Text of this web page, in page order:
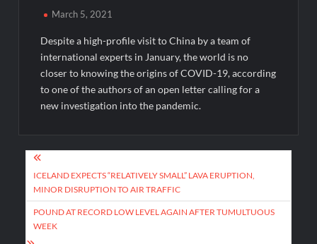
March 5, 2021
Despite a high-profile visit to China by a team of
international experts in January, the world is no
closer to knowing the origins of COVID-19, according
to one of the authors of an open letter calling for a
new investigation into the pandemic.
Post
navigation
ICELAND EXPECTS “RELATIVELY SMALL” LAVA ERUPTION,
MINOR DISRUPTION TO AIR TRAFFIC
POUND AT RECORD LOW LEVEL AGAIN AFTER TUMULTUOUS
WEEK